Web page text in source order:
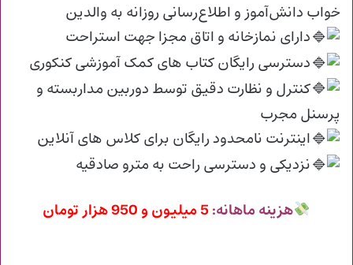
خواب دانش‌آموز و اطلاع‌رسانی روزانه به والدین
دارای نمازخانه و اتاق مجزا جهت استراحت
دسترسی رایگان کتاب های کمک آموزشی کنکوری
کنترل و نظارت دقیق توسط دوربین مدار‌بسته و
پرسنل مجرب
اینترنت نامحدود رایگان برای کلاس های آنلاین
نزدیکی و دسترسی راحت به مترو صادقیه
هزینه ماهانه: